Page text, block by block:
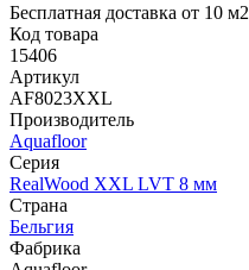
Бесплатная доставка от 10 м2
Код товара
15406
Артикул
AF8023XXL
Производитель
Aquafloor
Серия
RealWood XХL LVT 8 мм
Страна
Бельгия
Фабрика